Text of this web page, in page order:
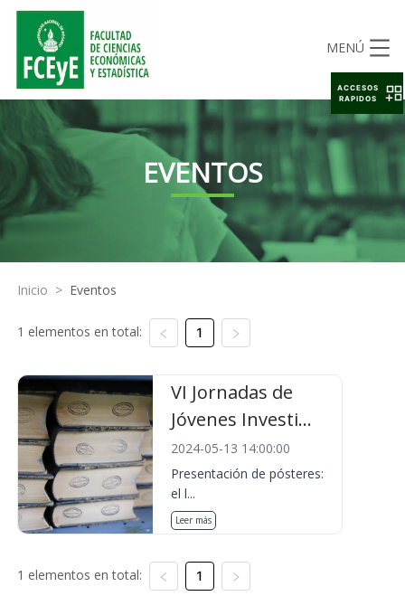
MENÚ
EVENTOS
Inicio > Eventos
1 elementos en total: 1
VI Jornadas de
Jóvenes Investi...
2024-05-13 14:00:00
Presentación de pósteres:
el l...
Leer más
1 elementos en total: 1
ACCESOS
RAPIDOS